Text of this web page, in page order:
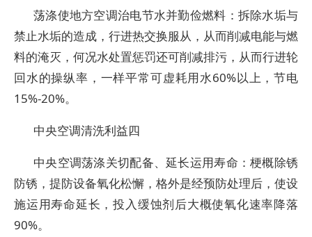
荡涤使地方空调治电节水并勤俭燃料：拆除水垢与
禁止水垢的造成，行进热交换服从，从而削减电能与燃
料的淹灭，何况水处置惩罚还可削减排污，从而行进轮
回水的操纵率，一样平常可虚耗用水60%以上，节电
15%-20%。
中央空调清洗利益四
中央空调荡涤关切配备、延长运用寿命：梗概除锈
防锈，提防设备氧化松懈，格外是经预防处理后，使设
施运用寿命延长，投入缓蚀剂后大概使氧化速率降落
90%。